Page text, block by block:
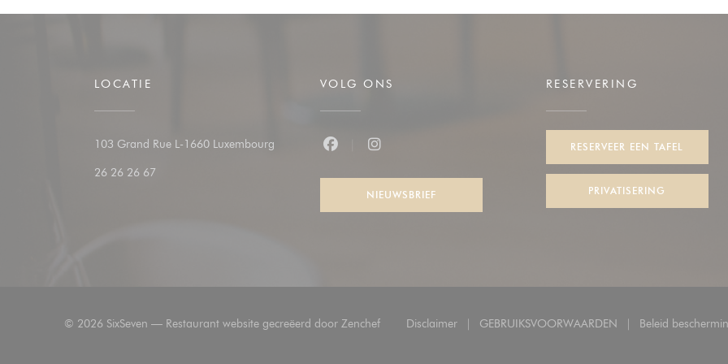
LOCATIE
103 Grand Rue L-1660 Luxembourg((opent in een nieuw venster))
26 26 26 67
VOLG ONS
NIEUWSBRIEF
RESERVERING
RESERVEER EEN TAFEL
PRIVATISERING
© 2026 SixSeven — Restaurant website gecreëerd door Zenchef((opent in een nieuw venster))
Disclaimer
((opent in een nieuw venster))
GEBRUIKSVOORWAARDEN
((opent in een nieuw venster))
Beleid